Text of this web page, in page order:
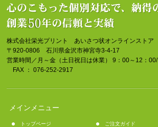
株式会社栄光プリント あいさつ状オンラインストア
〒920-0806 石川県金沢市神宮寺3-4-17
営業時間／月～金（土日祝日は休業） 9：00～12：
FAX ： 076-252-2917
メインメニュー
トップページ
ご注文ガイド